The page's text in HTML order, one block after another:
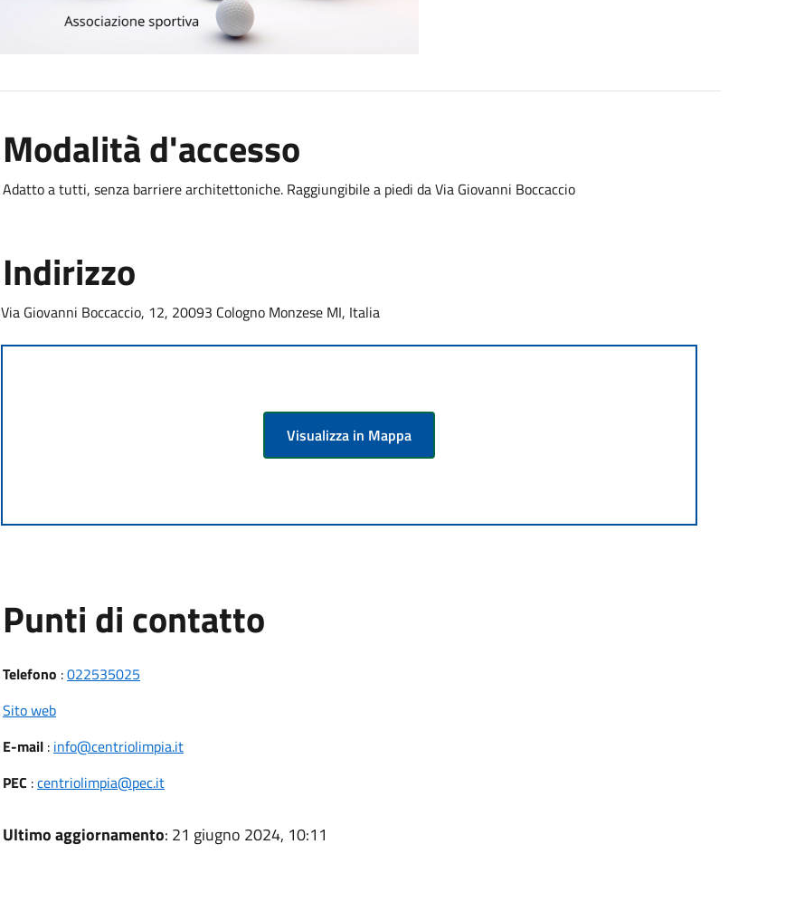
Modalità d'accesso
Adatto a tutti, senza barriere architettoniche. Raggiungibile a piedi da Via Giovanni Boccaccio
Indirizzo
Via Giovanni Boccaccio, 12, 20093 Cologno Monzese MI, Italia
Visualizza in Mappa
Punti di contatto
Telefono :022535025
Sito web
E-mail: info@centriolimpia.it
PEC :centriolimpia@pec.it
Ultimo aggiornamento: 21 giugno 2024, 10:11